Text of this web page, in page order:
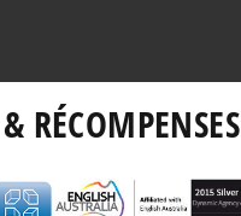
RÉCOMPENSES